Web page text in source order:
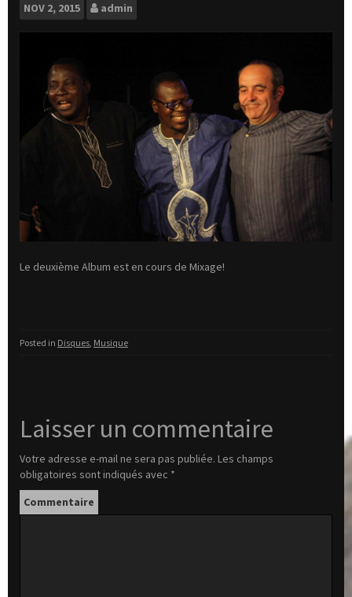
NOV 2, 2015 admin
Le deuxième Album est en cours de Mixage!
Posted in Disques Musique
Laisser un commentaire
Votre adresse e-mail ne sera pas publiée. Les champs
obligatoires sont indiqués avec *
Commentaire